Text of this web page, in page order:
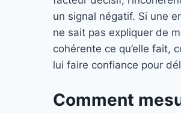
un signal négatif. Si une
ne sait pas expliquer de
cohérente ce qu’elle fait,
lui faire confiance pour
Comment